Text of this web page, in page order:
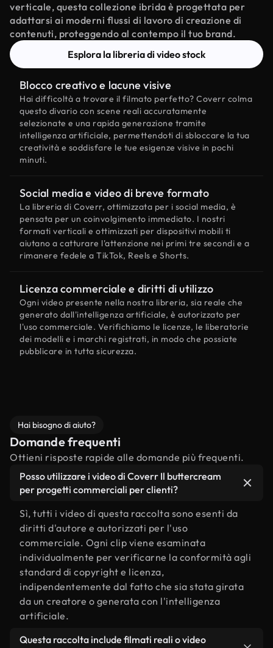
verticale, questa collezione ibrida è progettata per
adattarsi ai moderni flussi di lavoro di creazione di
contenuti, proteggendo al contempo il tuo brand.
Esplora la libreria di video stock
Blocco creativo e lacune visive
Hai difficoltà a trovare il filmato perfetto? Coverr colma
questo divario con scene reali accuratamente
selezionate e una rapida generazione tramite
intelligenza artificiale, permettendoti di sbloccare la tua
creatività e soddisfare le tue esigenze visive in pochi
minuti.
Social media e video di breve formato
La libreria di Coverr, ottimizzata per i social media, è
pensata per un coinvolgimento immediato. I nostri
formati verticali e ottimizzati per dispositivi mobili ti
aiutano a catturare l'attenzione nei primi tre secondi e a
rimanere fedele a TikTok, Reels e Shorts.
Licenza commerciale e diritti di utilizzo
Ogni video presente nella nostra libreria, sia reale che
generato dall'intelligenza artificiale, è autorizzato per
l'uso commerciale. Verifichiamo le licenze, le liberatorie
dei modelli e i marchi registrati, in modo che possiate
pubblicare in tutta sicurezza.
Hai bisogno di aiuto?
Domande frequenti
Ottieni risposte rapide alle domande più frequenti.
Posso utilizzare i video di Coverr Il buttercream
per progetti commerciali per clienti?
Sì, tutti i video di questa raccolta sono esenti da
diritti d'autore e autorizzati per l'uso
commerciale. Ogni clip viene esaminata
individualmente per verificarne la conformità agli
standard di copyright e licenza,
indipendentemente dal fatto che sia stata girata
da un creatore o generata con l'intelligenza
artificiale.
Questa raccolta include filmati reali o video